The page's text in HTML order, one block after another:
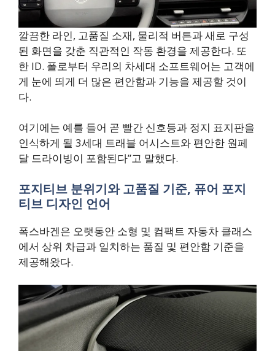
깔끔한 라인, 고품질 소재, 물리적 버튼과 새로 구성
된 화면을 갖춘 직관적인 작동 환경을 제공한다. 또
한 ID. 폴로부터 우리의 차세대 소프트웨어는 고객에
게 눈에 띄게 더 많은 편안함과 기능을 제공할 것이
다.
여기에는 예를 들어 곧 빨간 신호등과 정지 표지판을
인식하게 될 3세대 트래블 어시스트와 편안한 원페
달 드라이빙이 포함된다”고 말했다.
포지티브 분위기와 고품질 기준, 퓨어 포지
티브 디자인 언어
폭스바겐은 오랫동안 소형 및 컴팩트 자동차 클래스
에서 상위 차급과 일치하는 품질 및 편안함 기준을
제공해왔다.